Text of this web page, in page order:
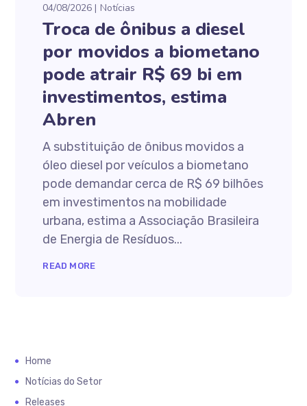
04/08/2026 Notícias
Troca de ônibus a diesel
por movidos a biometano
pode atrair R$ 69 bi em
investimentos, estima
Abren
A substituição de ônibus movidos a
óleo diesel por veículos a biometano
pode demandar cerca de R$ 69 bilhões
em investimentos na mobilidade
urbana, estima a Associação Brasileira
de Energia de Resíduos...
READ MORE
Home
Notícias do Setor
Releases